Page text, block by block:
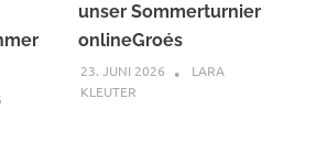
unser Sommerturnier
onlineGroés
23. JUNI 2026
LARA
KLEUTER